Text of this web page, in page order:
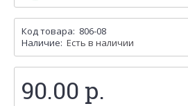
Код товара: 806-08
Наличие: Есть в наличии
90.00 р.